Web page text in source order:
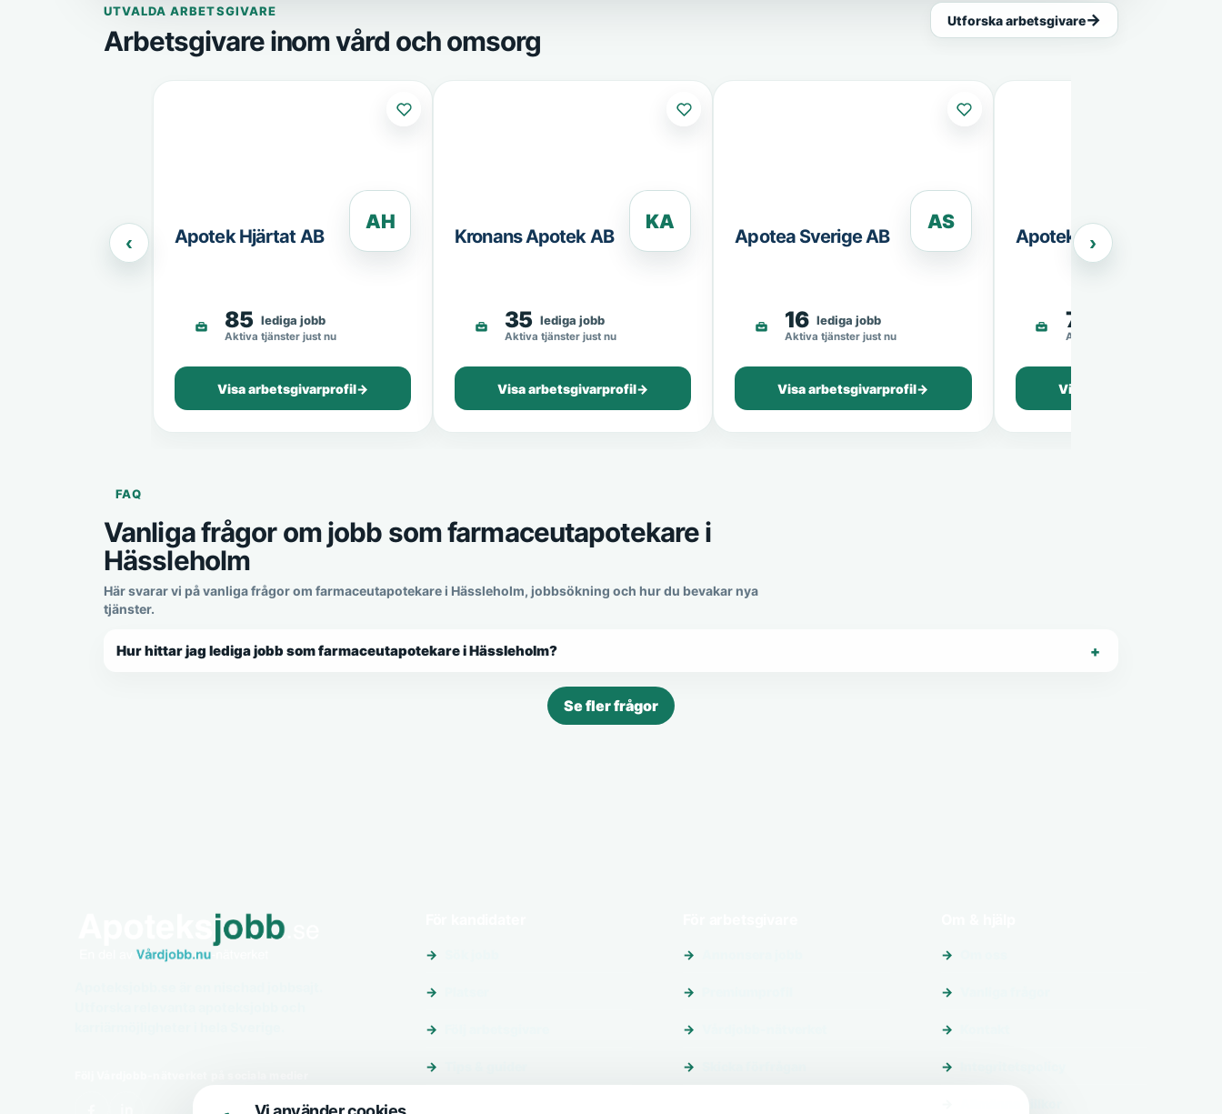
UTVALDA ARBETSGIVARE
Arbetsgivare inom vård och omsorg
Utforska arbetsgivare
‹ ›
Apotek Hjärtat AB
AH
85 lediga jobb
Aktiva tjänster just nu
Visa arbetsgivarprofil→
Kronans Apotek AB
KA
35 lediga jobb
Aktiva tjänster just nu
Visa arbetsgivarprofil→
Apotea Sverige AB
AS
16 lediga jobb
Aktiva tjänster just nu
Visa arbetsgivarprofil→
Apoteket AB
7
Aktiva tjänster just nu
Visa arbetsgivarprofil
FAQ
Vanliga frågor om jobb som farmaceutapotekare i
Hässleholm
Här svarar vi på vanliga frågor om farmaceutapotekare i Hässleholm, jobbsökning och hur du bevakar nya
tjänster.
Hur hittar jag lediga jobb som farmaceutapotekare i Hässleholm?
Se fler frågor